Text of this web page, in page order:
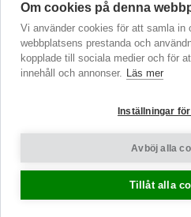
Press
Återförsäljare
Webbplatskarta
© 2002-2026 Tiffany
Villkor|
Cookie-
Om cookies på denna
Vi använder cookies för att samla in
webbplatsens prestanda och
kopplade till sociala medier och för
innehåll och annonser. Läs mer
Inställningar
Avböj alla
Tillåt alla